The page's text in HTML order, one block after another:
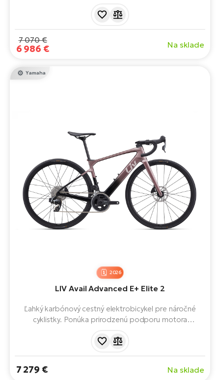
prehadzovačkou 1x a širšími pneumatikami pre väčšiu
7 070 €
6 986 € Na sklade
Yamaha
2026
LIV Avail Advanced E+ Elite 2
Ľahký karbónový cestný elektrobicykel pre náročné
cyklistky. Ponúka prirodzenú podporu motora
radenie SRAM Rival AXS a pohodlnú vytrvalostnú
7 279 € Na sklade